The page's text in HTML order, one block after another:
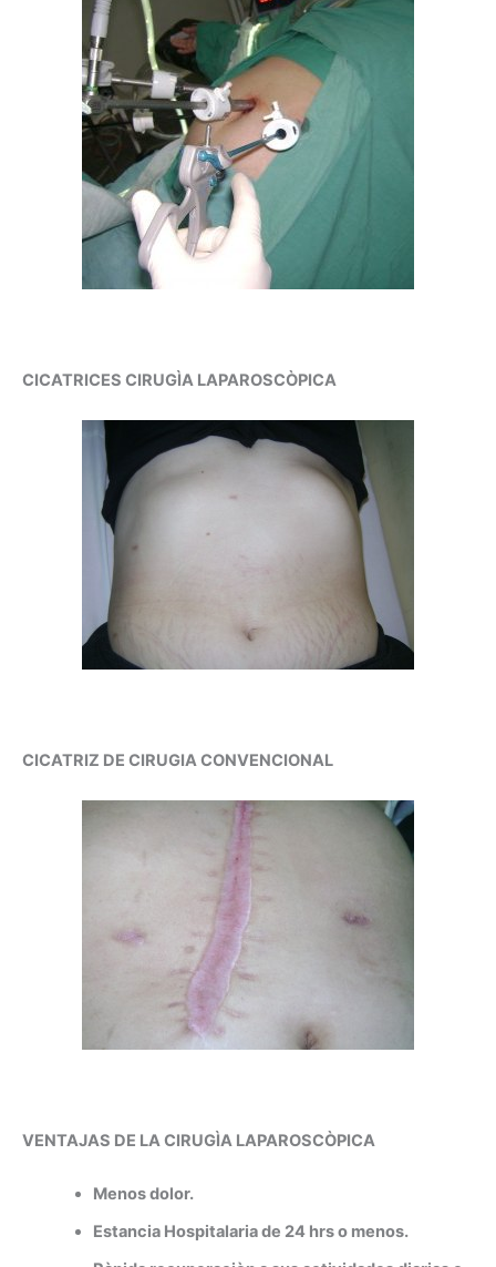
CICATRICES CIRUGÌA LAPAROSCÒPICA
CICATRIZ DE CIRUGIA CONVENCIONAL
VENTAJAS DE LA CIRUGÌA LAPAROSCÒPICA
Menos dolor.
Estancia Hospitalaria de 24 hrs o menos.